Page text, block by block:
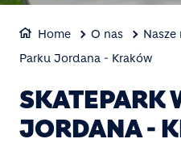
Home O nas Nasze
Parku Jordana - Kraków
SKATEPARK
JORDANA -